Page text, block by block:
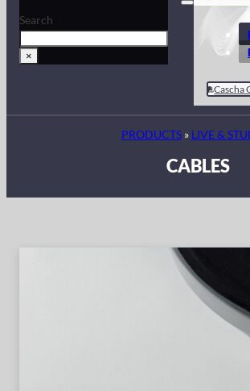
Search
×
Cascha
PRODUCTS» LIVE &
CABLES